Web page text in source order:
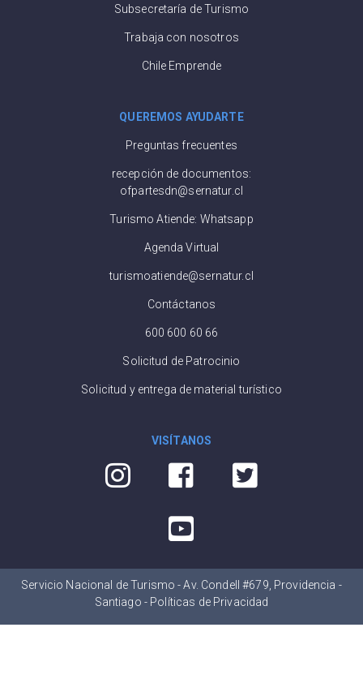
Subsecretaría de Turismo
Trabaja con nosotros
Chile Emprende
QUEREMOS AYUDARTE
Preguntas frecuentes
recepción de documentos:
ofpartesdn@sernatur.cl
Turismo Atiende: Whatsapp
Agenda Virtual
turismoatiende@sernatur.cl
Contáctanos
600 600 60 66
Solicitud de Patrocinio
Solicitud y entrega de material turístico
VISÍTANOS
Servicio Nacional de Turismo - Av. Condell #679, Providencia -
Santiago - Políticas de Privacidad